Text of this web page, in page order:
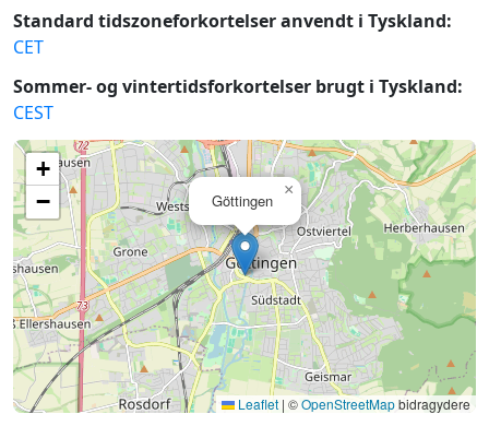
Standard tidszoneforkortelser anvendt i Tyskland:
CET
Sommer- og vintertidsforkortelser brugt i Tyskland:
CEST
Göttingen
×
+
−
Leaflet | ©OpenStreetMapbidragydere